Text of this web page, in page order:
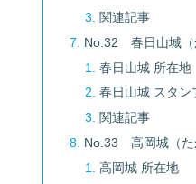
関連記事
No.32 春日山城（
春日山城 所在地
春日山城 スタン
関連記事
No.33 高岡城（た
高岡城 所在地